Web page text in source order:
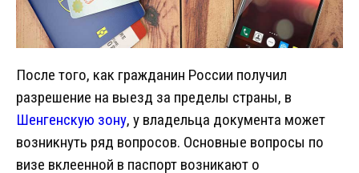
После того, как гражданин России получил
разрешение на выезд за пределы страны, в
Шенгенскую зону, у владельца документа может
возникнуть ряд вопросов. Основные вопросы по
визе вклеенной в паспорт возникают о